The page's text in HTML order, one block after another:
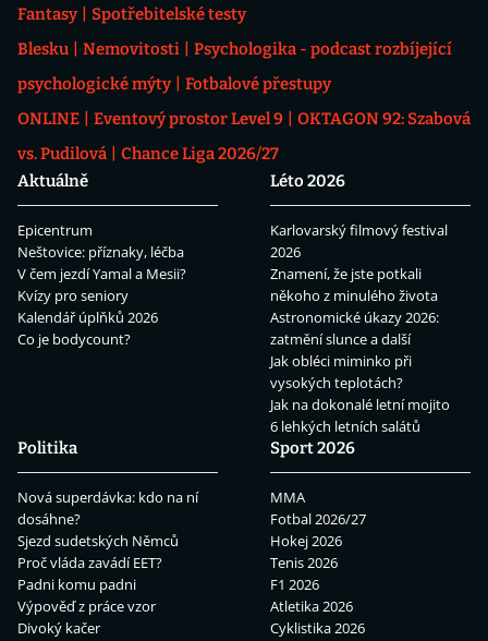
Fantasy
Spotřebitelské testy
Blesku
Nemovitosti
Psychologika - podcast rozbíjející
psychologické mýty
Fotbalové přestupy
ONLINE
Eventový prostor Level 9
OKTAGON 92: Szabová
vs. Pudilová
Chance Liga 2026/27
Aktuálně
Epicentrum
Neštovice: příznaky, léčba
V čem jezdí Yamal a Mesii?
Kvízy pro seniory
Kalendář úplňků 2026
Co je bodycount?
Léto 2026
Karlovarský filmový festival
2026
Znamení, že jste potkali
někoho z minulého života
Astronomické úkazy 2026:
zatmění slunce a další
Jak obléci miminko při
vysokých teplotách?
Jak na dokonalé letní mojito
6 lehkých letních salátů
Politika
Nová superdávka: kdo na ní
dosáhne?
Sjezd sudetských Němců
Proč vláda zavádí EET?
Padni komu padni
Výpověď z práce vzor
Divoký kačer
Sport 2026
MMA
Fotbal 2026/27
Hokej 2026
Tenis 2026
F1 2026
Atletika 2026
Cyklistika 2026